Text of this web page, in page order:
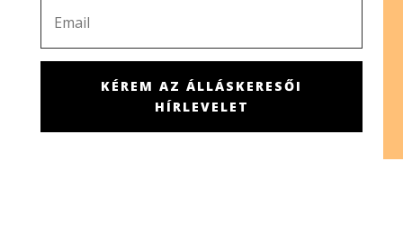
KÉREM AZ ÁLLÁSKERESŐI
HÍRLEVELET